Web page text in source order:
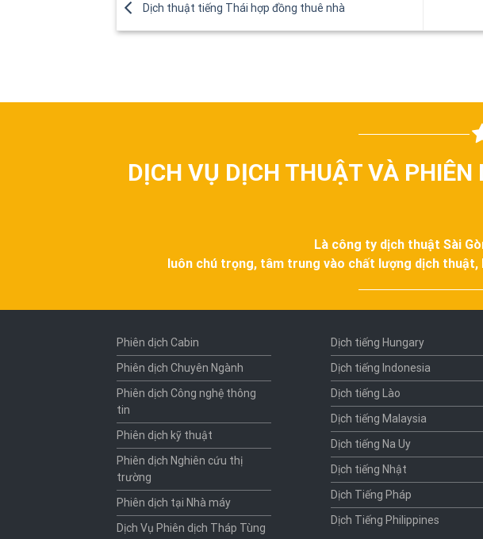
Dịch thuật tiếng Thái hợp đồng thuê nhà
DỊCH VỤ DỊCH THUẬT VÀ
Là công ty dịch thuật Sài
luôn chú trọng, tâm trung vào chất lượng dịch thuật,
Phiên dịch Cabin
Phiên dịch Chuyên Ngành
Phiên dịch Công nghệ thông
tin
Phiên dịch kỹ thuật
Phiên dịch Nghiên cứu thị
trường
Phiên dịch tại Nhà máy
Dịch Vụ Phiên dịch Tháp Tùng
Dịch tiếng Hungary
Dịch tiếng Indonesia
Dịch tiếng Lào
Dịch tiếng Malaysia
Dịch tiếng Na Uy
Dịch tiếng Nhật
Dịch Tiếng Pháp
Dịch Tiếng Philippines